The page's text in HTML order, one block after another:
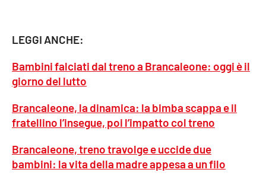
Storie
LAC
NETWORK
Lacplay.it
LEGGI ANCHE:
Bambini falciati dal treno a Brancaleone: oggi è il
giorno del lutto
Brancaleone, la dinamica: la bimba scappa e il
fratellino l’insegue, poi l’impatto col treno
Brancaleone, treno travolge e uccide due
bambini: la vita della madre appesa a un filo